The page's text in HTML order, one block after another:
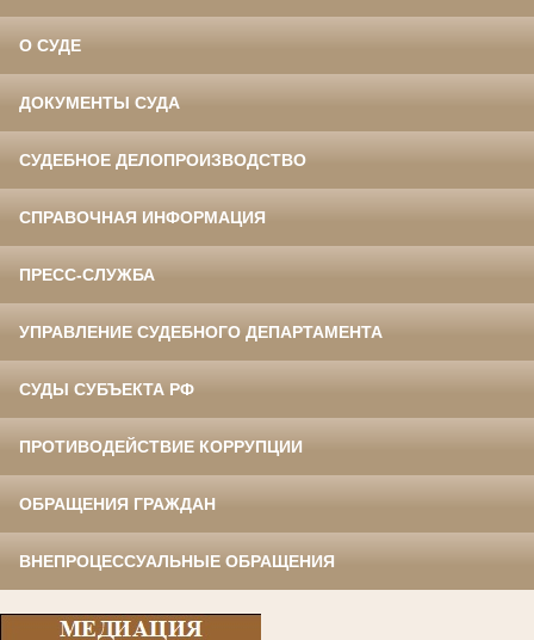
О СУДЕ
ДОКУМЕНТЫ СУДА
СУДЕБНОЕ ДЕЛОПРОИЗВОДСТВО
СПРАВОЧНАЯ ИНФОРМАЦИЯ
ПРЕСС-СЛУЖБА
УПРАВЛЕНИЕ СУДЕБНОГО ДЕПАРТАМЕНТА
СУДЫ СУБЪЕКТА РФ
ПРОТИВОДЕЙСТВИЕ КОРРУПЦИИ
ОБРАЩЕНИЯ ГРАЖДАН
ВНЕПРОЦЕССУАЛЬНЫЕ ОБРАЩЕНИЯ